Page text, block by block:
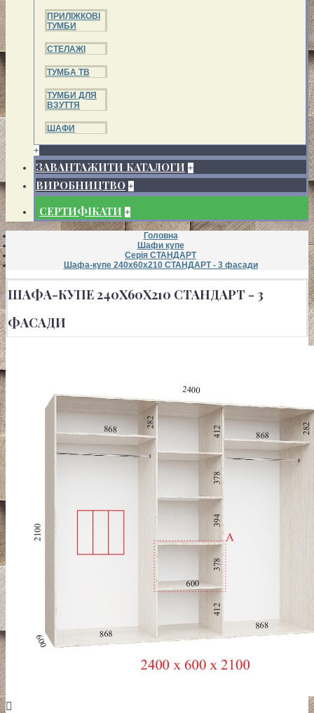
ПРИЛІЖКОВІ
ТУМБИ
СТЕЛАЖІ
ТУМБА ТВ
ТУМБИ ДЛЯ
ВЗУТТЯ
ШАФИ
+
ЗАВАНТАЖИТИ КАТАЛОГИ +
ВИРОБНИЦТВО +
СЕРТИФІКАТИ +
Головна
Шафи купе
Серія СТАНДАРТ
Шафа-купе 240х60х210 СТАНДАРТ - 3 фасади
ШАФА-КУПЕ 240Х60Х210 СТАНДАРТ - 3
ФАСАДИ